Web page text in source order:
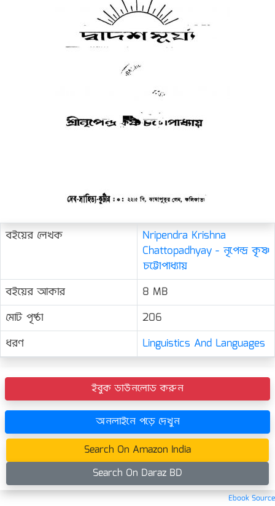
বইয়ের লেখক
Nripendra Krishna
Chattopadhyay - নৃপেন্দ্র কৃষ্ণ
চট্টোপাধ্যায়
বইয়ের আকার
8 MB
মোট পৃষ্ঠা
206
ধরণ
Linguistics And Languages
ইবুক ডাউনলোড করুন
অনলাইনে পড়ে দেখুন
Search On Amazon India
Search On Daraz BD
Ebook Source